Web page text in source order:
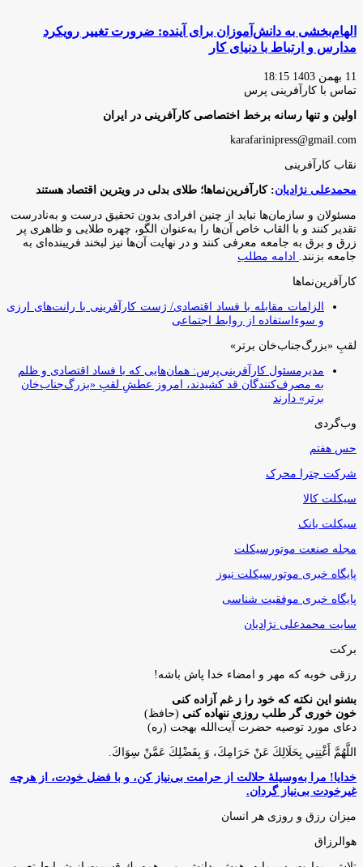
الهام‌بخشی به دانش‌آموزان برای آینده: ضرورت تغییر رویکرد
مدارس و ارتباط با دنیای کار
11 بهمن 1403 18:15
تماس با کارآفرینی پرس
اولین و تنها رسانه برخط اختصاصی کارآفرینی در ایران
karafarinipress@gmail.com
نقاب کارآفرینی
محمدعلی نژادیان: کارآفرین‌نماها؛ طلای بدلی در ویترین اقتصاد هستند
مسئولان و سازمان‌ها نباید از چنین افرادی بدون تحقیق درست و به‌نادرست
تقدیر کنند و با القاب خاص آ‌ن‌ها را به‌عنوان الگو، چهره طلایی و ظاهری پر
زرق و برق به جامعه معرفی کنند و در نهایت آن‌ها نیز لبخند فریبنده‌ای به
جامعه بزنند.
ادامه مطلب
کارآفرین‌نماها
الزامات مقابله با فساد اقتصادی/ ژست کارآفرینی با رانت‌های ارزی
و سوءاستفاده از روابط اجتماعی
لقبِ «بزرگ‌جناب‌خان برتر»
مدیرمسئول کارآفرینی‌پرس: همان‌هایی که با فساد اقتصادی و ظلم
به مصرف‌کنندگان قد کشیدند، امروز عطشِ لقبِ «بزرگ‌جناب‌خان
برتر» دارند
وب‌گردی
حس هفتم
شرکت چترا محرک
سیکلت کالا
سیکلت بانک
مجله صنعت موتورسیکلت
پایگاه خبری موتورسیکلت نیوز
پایگاه خبری موفقیت شناسی
سایت محمدعلی نژادیان
برکت
رزقی خوبه كه مهر و امضاء خدا پاش باشه!
بشنو این نکته که خود را ز غم آزاده کنی
خون خوری گر طلب روزی ننهاده کنی (حافظ)
دعای مورد توصیه حضرت آیت‌الله بهجت (ره)
اللَّهُمَّ أَغْنِنِي بِحَلَالِكَ عَنْ حَرَامِكَ، وَ بِفَضْلِكَ عَمَّنْ سِوَاكَ‏.
خدایا! مرا به‌وسیلۀ حلالت از حرامت بی‌نیاز کن، و با فضل خودت، از هرچه
غیرخودت بی‌نیاز گردان.
میزان رزق و روزی هر انسان
هوالرزاق